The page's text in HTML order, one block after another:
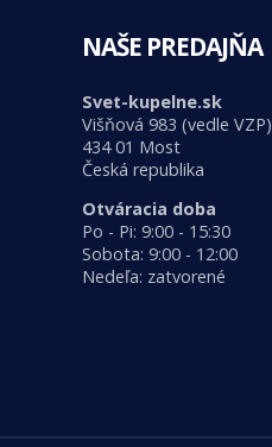
NAŠE PREDAJŇA
Svet-kupelne.sk
Višňová 983 (vedle VZP)
434 01 Most
Česká republika
Otváracia doba
Po - Pi: 9:00 - 15:30
Sobota: 9:00 - 12:00
Nedeľa: zatvorené